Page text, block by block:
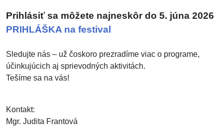
Prihlásiť sa môžete najneskôr do 5. júna 2026
PRIHLÁŠKA na festival
Sledujte nás – už čoskoro prezradíme viac o programe,
účinkujúcich aj sprievodných aktivitách.
Tešíme sa na vás!
Kontakt:
Mgr. Judita Frantová